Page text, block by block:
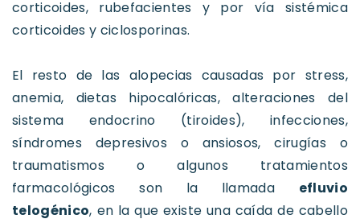
corticoides, rubefacientes y por vía sistémica
corticoides y ciclosporinas.
El resto de las alopecias causadas por stress,
anemia, dietas hipocalóricas, alteraciones del
sistema endocrino (tiroides), infecciones,
síndromes depresivos o ansiosos, cirugías o
traumatismos o algunos tratamientos
farmacológicos son la llamada efluvio
telogénico, en la que existe una caída de cabello